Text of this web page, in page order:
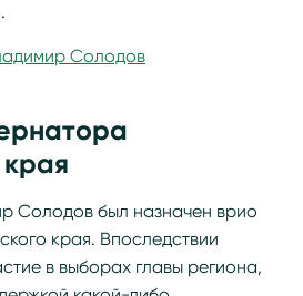
Солодов был назначен врио
края. Впоследствии
в выборах главы региона,